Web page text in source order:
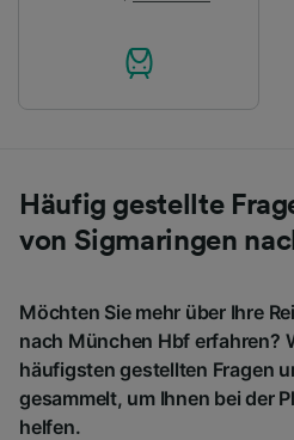
Häufig gestellte
von Sigmaringen
Möchten Sie mehr über Ihre
nach München Hbf erfahren?
häufigsten gestellten Fragen
gesammelt, um Ihnen bei der
helfen.